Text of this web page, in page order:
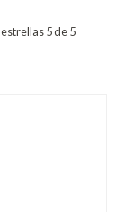
estrellas5 de 5